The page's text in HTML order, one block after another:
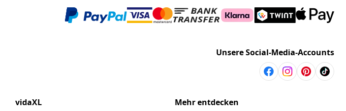
Unsere Social-Media-Accounts
vidaXL
Mehr entdecken